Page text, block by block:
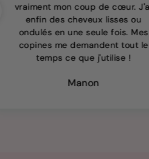
vraiment mon coup de cœur.
enfin des cheveux lisses ou
ondulés en une seule fois. Mes
copines me demandent tout le
temps ce que j'utilise !
Manon